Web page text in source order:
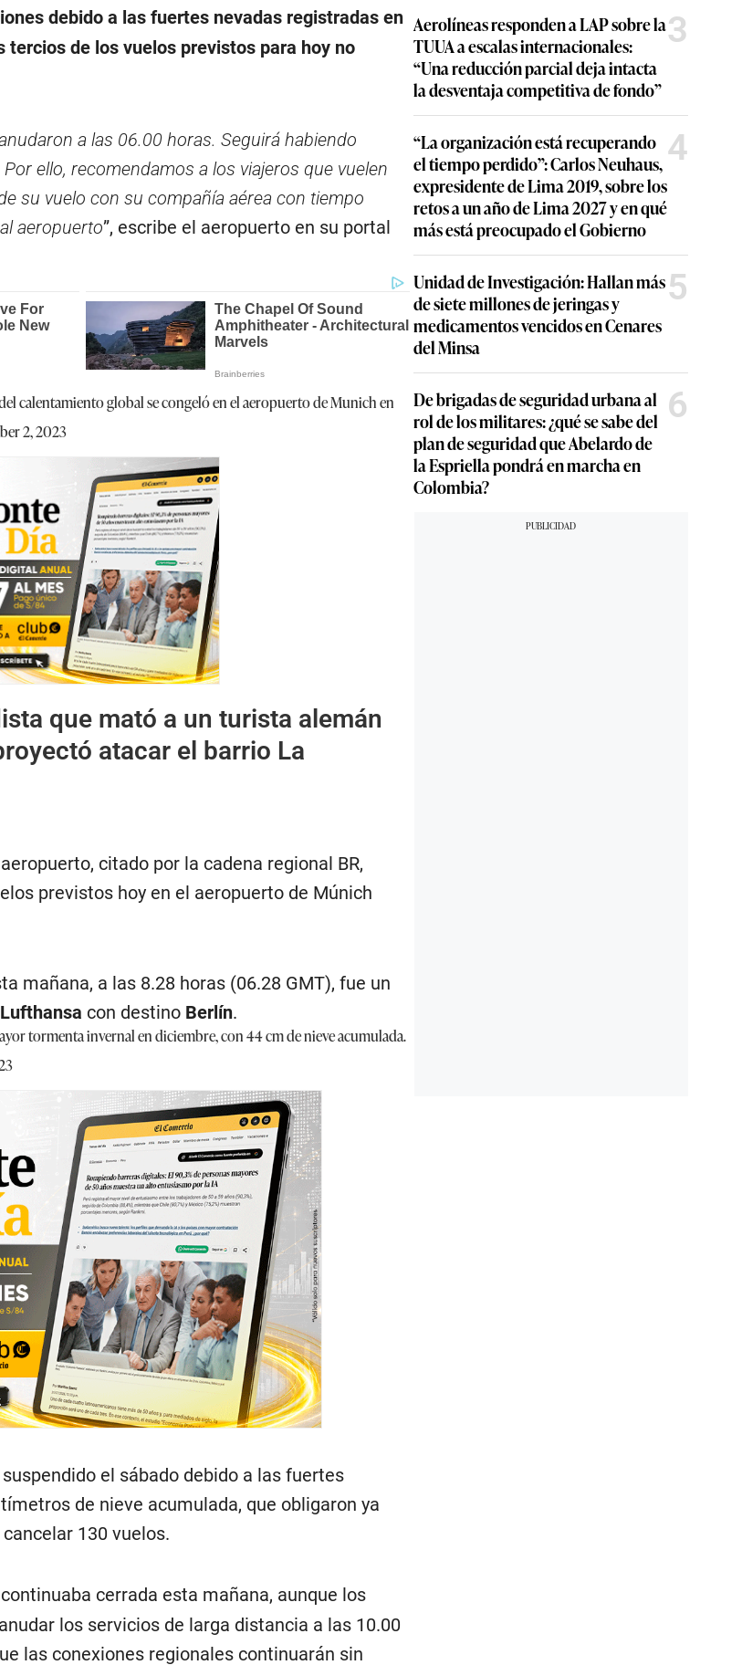
debido a las fuertes nevadas registradas en
tercios de los vuelos previstos para hoy no
a las 06.00 horas. Seguirá habiendo
ello, recomendamos a los viajeros que vuelen
su vuelo con su compañía aérea con tiempo
aeropuerto”, escribe el aeropuerto en su portal
calentamiento global se congeló en el aeropuerto de Munich en
2, 2023
que mató a un turista alemán
atacar el barrio La
citado por la cadena regional BR,
previstos hoy en el aeropuerto de Múnich
mañana, a las 8.28 horas (06.28 GMT), fue un
Lufthansa con destino Berlín.
tormenta invernal en diciembre, con 44 cm de nieve acumulada.
el sábado debido a las fuertes
de nieve acumulada, que obligaron ya
130 vuelos.
cerrada esta mañana, aunque los
los servicios de larga distancia a las 10.00
las conexiones regionales continuarán sin
Aerolíneas responden a LAP sobre la
TUUA a escalas internacionales:
“Una reducción parcial deja intacta
la desventaja competitiva de fondo”
3
“La organización está recuperando
el tiempo perdido”: Carlos Neuhaus,
expresidente de Lima 2019, sobre los
retos a un año de Lima 2027 y en qué
más está preocupado el Gobierno
4
Unidad de Investigación: Hallan más
de siete millones de jeringas y
medicamentos vencidos en Cenares
del Minsa
5
De brigadas de seguridad urbana al
rol de los militares: ¿qué se sabe del
plan de seguridad que Abelardo de
la Espriella pondrá en marcha en
Colombia?
6